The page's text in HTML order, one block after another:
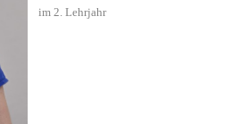
im 2. Lehrjahr